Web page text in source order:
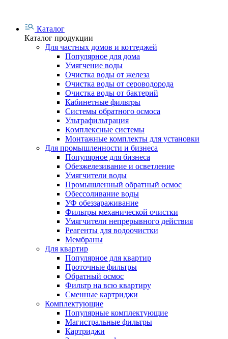
Каталог
Каталог продукции
Для частных домов и коттеджей
Популярное для дома
Умягчение воды
Очистка воды от железа
Очистка воды от сероводорода
Очистка воды от бактерий
Кабинетные фильтры
Системы обратного осмоса
Ультрафильтрация
Комплексные системы
Монтажные комплекты для установки
Для промышленности и бизнеса
Популярное для бизнеса
Обезжелезивание и осветление
Умягчители воды
Промышленный обратный осмос
Обессоливание воды
УФ обеззараживание
Фильтры механической очистки
Умягчители непрерывного действия
Реагенты для водоочистки
Мембраны
Для квартир
Популярное для квартир
Проточные фильтры
Обратный осмос
Фильтр на всю квартиру
Сменные картриджи
Комплектующие
Популярные комплектующие
Магистральные фильтры
Картриджи